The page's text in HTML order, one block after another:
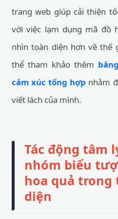
trang web giúp cải thiện
với việc lạm dụng mã đồ
nhìn toàn diện hơn về thế
thể tham khảo thêm
cảm xúc tổng hợp nhằm
viết lách của mình.
Tác động tâm
nhóm biểu
hoa quả
diện